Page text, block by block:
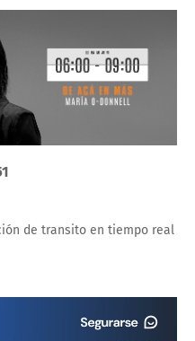
de transito en tiempo real